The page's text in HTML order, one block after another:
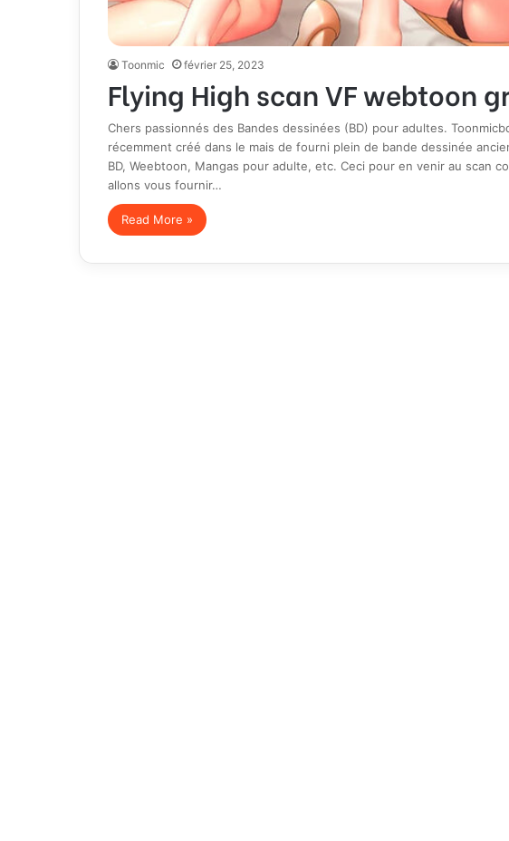
Toonmic février 25, 2023
Flying High scan VF webtoon
Chers passionnés des Bandes dessinées (BD) pour adultes.
récemment créé dans le mais de fourni plein de bande dessinée
BD, Weebtoon, Mangas pour adulte, etc. Ceci pour en venir au scan
allons vous fournir…
Read More »